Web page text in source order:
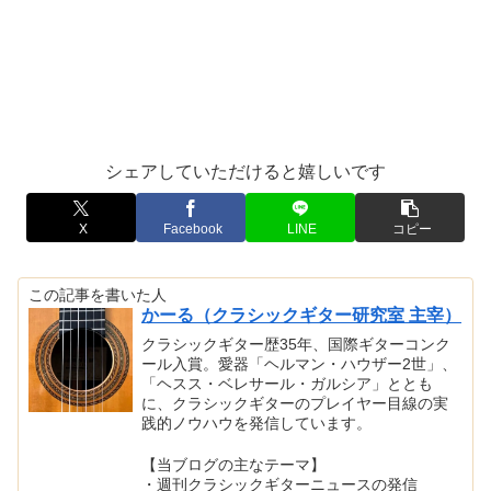
シェアしていただけると嬉しいです
X Facebook LINE コピー
この記事を書いた人
かーる（クラシックギター研究室 主宰）
クラシックギター歴35年、国際ギターコンク
ール入賞。愛器「ヘルマン・ハウザー2世」、
「ヘスス・ベレサール・ガルシア」ととも
に、クラシックギターのプレイヤー目線の実
践的ノウハウを発信しています。
【当ブログの主なテーマ】
・週刊クラシックギターニュースの発信